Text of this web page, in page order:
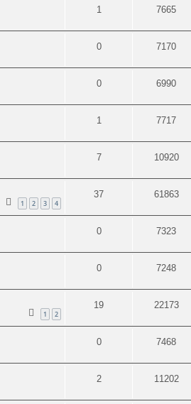
1 7665
0 7170
0 6990
1 7717
7 10920
1 2 3 4
37 61863
0 7323
0 7248
1 2
19 22173
0 7468
2 11202